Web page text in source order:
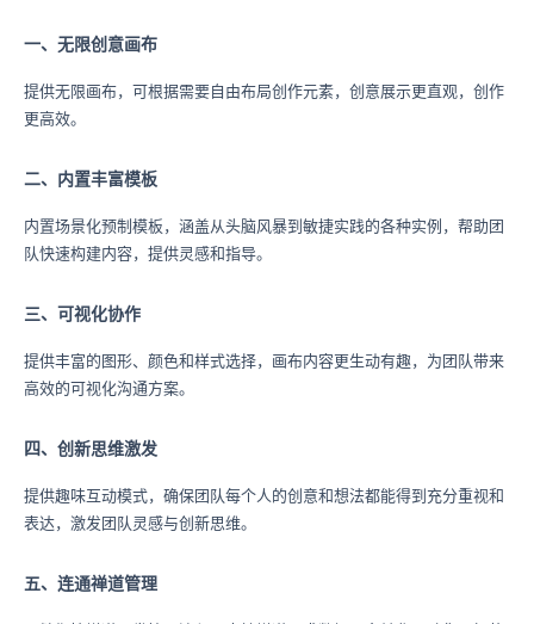
一、无限创意画布
提供无限画布，可根据需要自由布局创作元素，创意展示更直观，创作
更高效。
二、内置丰富模板
内置场景化预制模板，涵盖从头脑风暴到敏捷实践的各种实例，帮助团
队快速构建内容，提供灵感和指导。
三、可视化协作
提供丰富的图形、颜色和样式选择，画布内容更生动有趣，为团队带来
高效的可视化沟通方案。
四、创新思维激发
提供趣味互动模式，确保团队每个人的创意和想法都能得到充分重视和
表达，激发团队灵感与创新思维。
五、连通禅道管理